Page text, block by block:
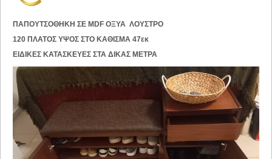
ΠΑΠΟΥΤΣΟΘΗΚΗ ΣΕ MDF ΟΞΥΑ ΛΟΥΣΤΡΟ
120 ΠΛΑΤΟΣ ΥΨΟΣ ΣΤΟ ΚΑΘΙΣΜΑ 47εκ
ΕΙΔΙΚΕΣ ΚΑΤΑΣΚΕΥΕΣ ΣΤΑ ΔΙΚΑΣ ΜΕΤΡΑ